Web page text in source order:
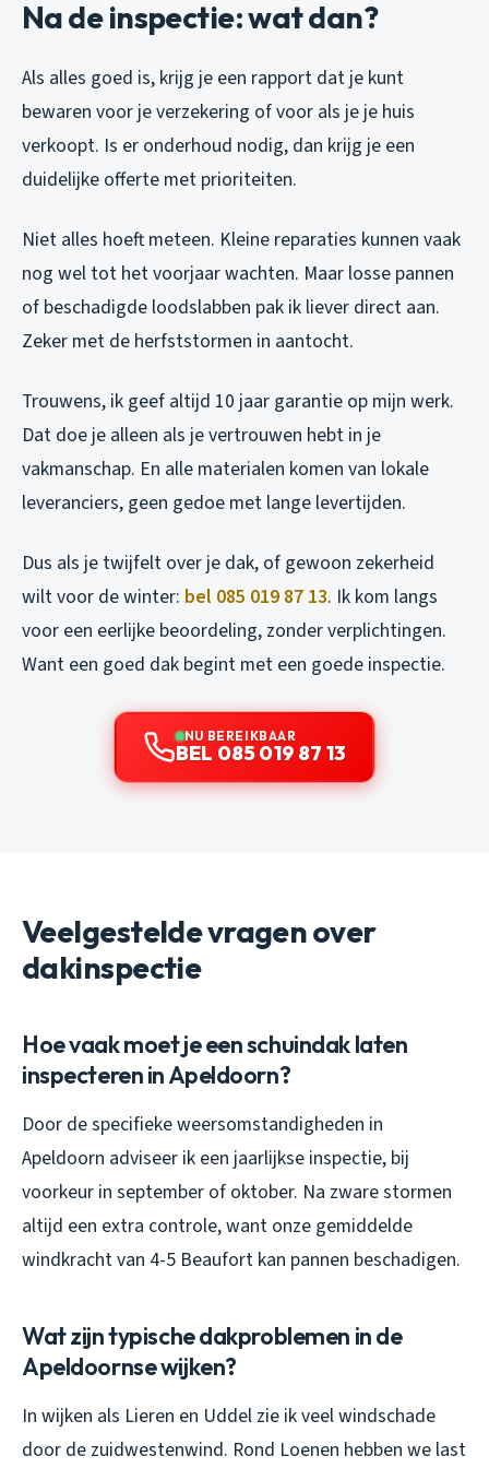
Na de inspectie: wat dan?
Als alles goed is, krijg je een rapport dat je kunt
bewaren voor je verzekering of voor als je je huis
verkoopt. Is er onderhoud nodig, dan krijg je een
duidelijke offerte met prioriteiten.
Niet alles hoeft meteen. Kleine reparaties kunnen vaak
nog wel tot het voorjaar wachten. Maar losse pannen
of beschadigde loodslabben pak ik liever direct aan.
Zeker met de herfststormen in aantocht.
Trouwens, ik geef altijd 10 jaar garantie op mijn werk.
Dat doe je alleen als je vertrouwen hebt in je
vakmanschap. En alle materialen komen van lokale
leveranciers, geen gedoe met lange levertijden.
Dus als je twijfelt over je dak, of gewoon zekerheid
wilt voor de winter: bel 085 019 87 13. Ik kom langs
voor een eerlijke beoordeling, zonder verplichtingen.
Want een goed dak begint met een goede inspectie.
NU BEREIKBAAR
BEL 085 019 87 13
Veelgestelde vragen over
dakinspectie
Hoe vaak moet je een schuindak laten
inspecteren in Apeldoorn?
Door de specifieke weersomstandigheden in
Apeldoorn adviseer ik een jaarlijkse inspectie, bij
voorkeur in september of oktober. Na zware stormen
altijd een extra controle, want onze gemiddelde
windkracht van 4-5 Beaufort kan pannen beschadigen.
Wat zijn typische dakproblemen in de
Apeldoornse wijken?
In wijken als Lieren en Uddel zie ik veel windschade
door de zuidwestenwind. Rond Loenen hebben we last